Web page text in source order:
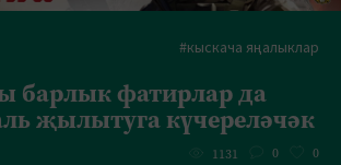
#кыскача яңалыклар
барлык фатирлар да
җылытуга күчереләчәк
1131 0 0